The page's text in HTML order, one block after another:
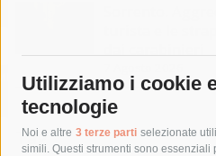
Utilizziamo i cookie
tecnologie
Noi e altre 3 terze parti selezionate
simili. Questi strumenti sono essenziali
Sorrento.
turista e le
Tag